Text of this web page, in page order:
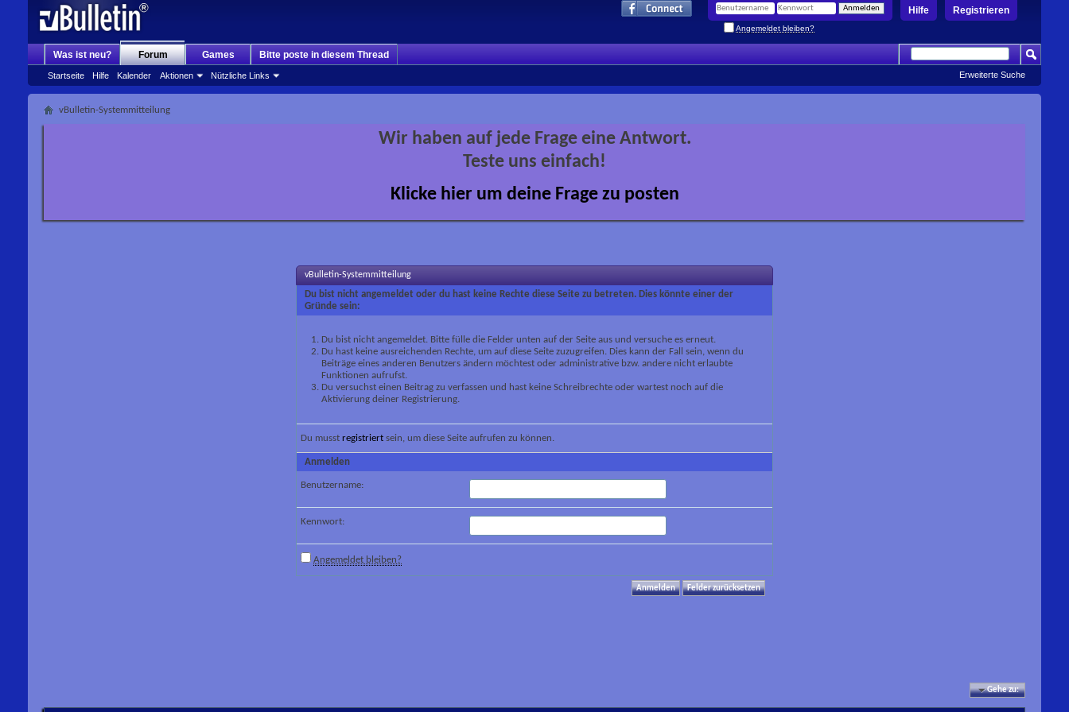
Registrieren
Hilfe
Angemeldet bleiben?
Was ist neu? Forum
Startseite Hilfe Kalender Aktionen Nützliche Links
Games Bitte poste in diesem Thread
Erweiterte Suche
vBulletin-Systemmitteilung
Wir haben auf jede Frage eine Antwort.
Teste uns einfach!
Klicke hier um deine Frage zu posten
vBulletin-Systemmitteilung
Du bist nicht angemeldet oder du hast keine Rechte diese Seite zu betreten. Dies könnte einer der
Gründe sein:
Du bist nicht angemeldet. Bitte fülle die Felder unten auf der Seite aus und versuche es erneut.
Du hast keine ausreichenden Rechte, um auf diese Seite zuzugreifen. Dies kann der Fall sein, wenn du
Beiträge eines anderen Benutzers ändern möchtest oder administrative bzw. andere nicht erlaubte
Funktionen aufrufst.
Du versuchst einen Beitrag zu verfassen und hast keine Schreibrechte oder wartest noch auf die
Aktivierung deiner Registrierung.
Du musst registriert sein, um diese Seite aufrufen zu können.
Anmelden
Benutzername:
Kennwort:
Angemeldet bleiben?
Gehe zu: